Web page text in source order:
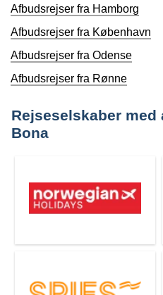
Afbudsrejser fra Hamborg
Afbudsrejser fra København
Afbudsrejser fra Odense
Afbudsrejser fra Rønne
Rejseselskaber
Bona